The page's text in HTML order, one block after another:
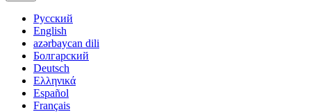
Русский
English
azərbaycan dili
Болгарский
Deutsch
Ελληνικά
Español
Français